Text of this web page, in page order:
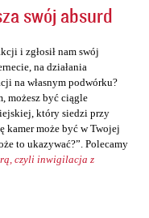
swój absurd
i zgłosił nam swój
na działania
na własnym podwórku?
możesz być ciągle
który siedzi przy
kamer może być w Twojej
to ukazywać?”. Polecamy
czyli inwigilacja z